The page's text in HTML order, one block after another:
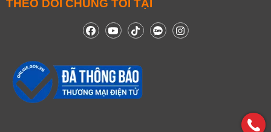
THEO DÕI CHÚNG TÔI TẠI